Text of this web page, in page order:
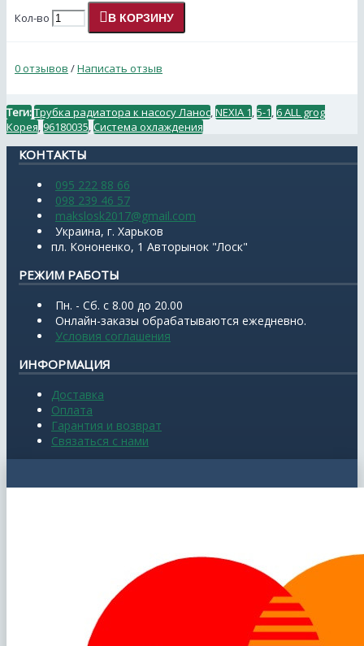
Кол-во В КОРЗИНУ
0 отзывов /Написать отзыв
Теги:Трубка радиатора к насосу Ланос NEXIA 1 5-1 6 ALL grog
Корея 96180035 Система охлаждения
КОНТАКТЫ
095 222 88 66
098 239 46 57
makslosk2017@gmail.com
Украина, г. Харьков
пл. Кононенко, 1 Авторынок "Лоск"
РЕЖИМ РАБОТЫ
Пн. - Сб. с 8.00 до 20.00
Онлайн-заказы обрабатываются ежедневно.
Условия соглашения
ИНФОРМАЦИЯ
Доставка
Оплата
Гарантия и возврат
Связаться с нами